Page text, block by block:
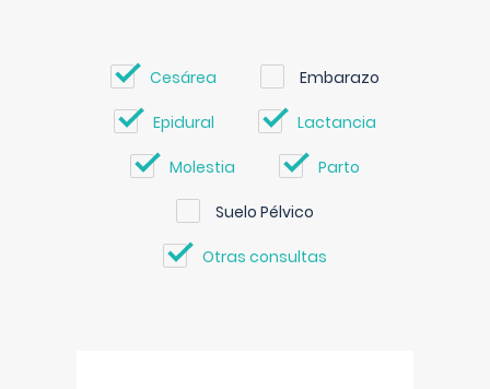
Cesárea Embarazo
Epidural Lactancia
Molestia Parto
Suelo Pélvico
Otras consultas